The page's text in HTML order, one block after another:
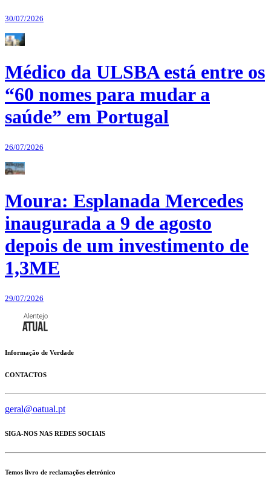
30/07/2026
Médico da ULSBA está entre os
“60 nomes para mudar a
saúde” em Portugal
26/07/2026
Moura: Esplanada Mercedes
inaugurada a 9 de agosto
depois de um investimento de
1,3ME
29/07/2026
Informação de Verdade
CONTACTOS
geral@oatual.pt
SIGA-NOS NAS REDES SOCIAIS
Temos livro de reclamações eletrónico